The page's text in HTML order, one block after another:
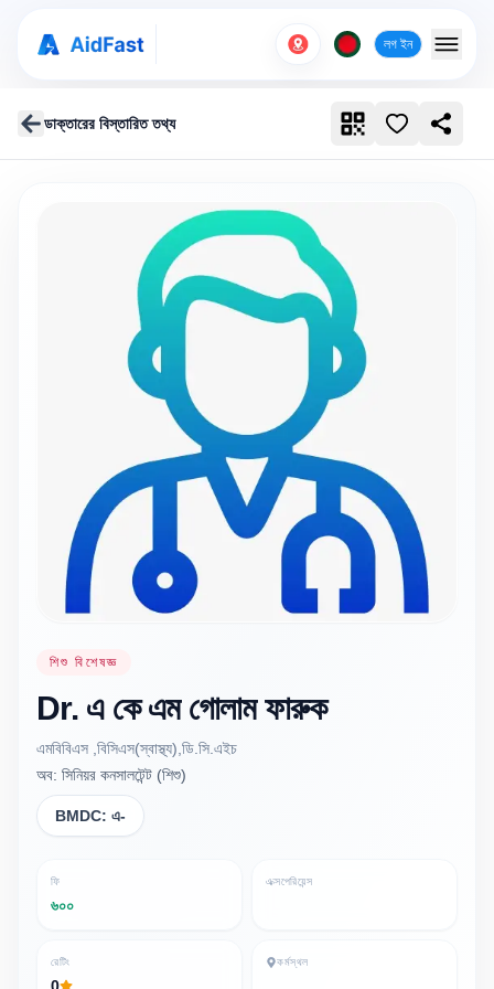
লগ ইন
ডাক্তারের বিস্তারিত তথ্য
শিশু বিশেষজ্ঞ
Dr. এ কে এম গোলাম ফারুক
এমবিবিএস ,বিসিএস(স্বাস্থ্য),ডি.সি.এইচ
অব: সিনিয়র কনসালটেন্ট (শিশু)
BMDC: এ-
ফি
৬০০
এক্সপেরিয়েন্স
রেটিং কর্মস্থল